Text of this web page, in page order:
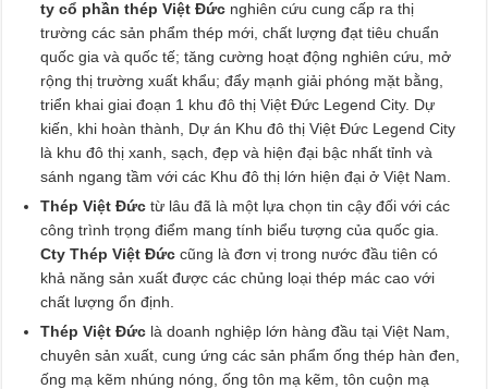
ty cổ phần thép Việt Đức nghiên cứu cung cấp ra thị
trường các sản phẩm thép mới, chất lượng đạt tiêu chuẩn
quốc gia và quốc tế; tăng cường hoạt động nghiên cứu, mở
rộng thị trường xuất khẩu; đẩy mạnh giải phóng mặt bằng,
triển khai giai đoạn 1 khu đô thị Việt Đức Legend City. Dự
kiến, khi hoàn thành, Dự án Khu đô thị Việt Đức Legend City
là khu đô thị xanh, sạch, đẹp và hiện đại bậc nhất tỉnh và
sánh ngang tầm với các Khu đô thị lớn hiện đại ở Việt Nam.
Thép Việt Đức từ lâu đã là một lựa chọn tin cậy đối với các
công trình trọng điểm mang tính biểu tượng của quốc gia.
Cty Thép Việt Đức cũng là đơn vị trong nước đầu tiên có
khả năng sản xuất được các chủng loại thép mác cao với
chất lượng ổn định.
Thép Việt Đức là doanh nghiệp lớn hàng đầu tại Việt Nam,
chuyên sản xuất, cung ứng các sản phẩm ống thép hàn đen,
ống mạ kẽm nhúng nóng, ống tôn mạ kẽm, tôn cuộn mạ